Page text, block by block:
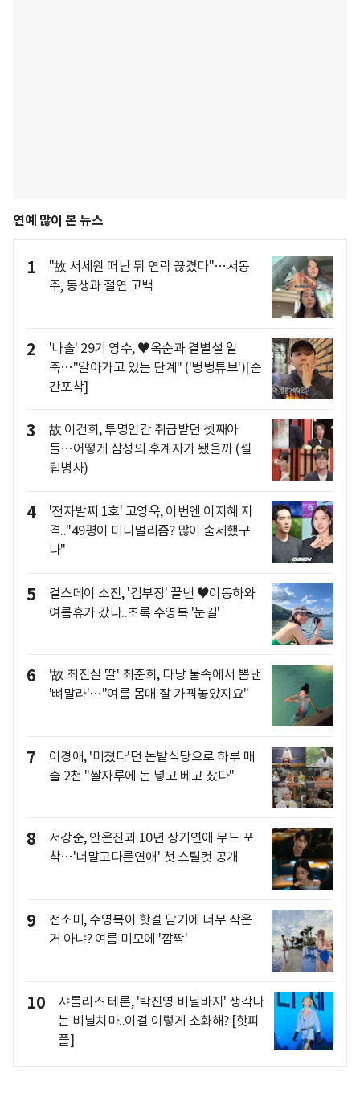
연예 많이 본 뉴스
1
"故 서세원 떠난 뒤 연락 끊겼다"…서동
주, 동생과 절연 고백
2
'나솔' 29기 영수, ♥옥순과 결별설 일
축…"알아가고 있는 단계" ('벙벙튜브')[순
간포착]
3
故 이건희, 투명인간 취급받던 셋째아
들…어떻게 삼성의 후계자가 됐을까 (셀
럽병사)
4
'전자발찌 1호' 고영욱, 이번엔 이지혜 저
격.."49평이 미니멀리즘? 많이 출세했구
나"
5
걸스데이 소진, '김부장' 끝낸 ♥이동하와
여름휴가 갔나..초록 수영복 '눈길'
6
'故 최진실 딸' 최준희, 다낭 물속에서 뽐낸
'뼈말라'…"여름 몸매 잘 가꿔놓았지요"
7
이경애, '미쳤다'던 논밭식당으로 하루 매
출 2천 "쌀자루에 돈 넣고 베고 잤다"
8
서강준, 안은진과 10년 장기연애 무드 포
착…'너말고다른연애' 첫 스틸컷 공개
9
전소미, 수영복이 핫걸 담기에 너무 작은
거 아냐? 여름 미모에 '깜짝'
10
샤를리즈 테론, '박진영 비닐바지' 생각나
는 비닐치마..이걸 이렇게 소화해? [핫피
플]